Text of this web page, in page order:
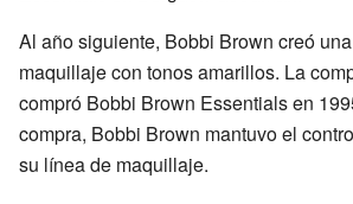
Al año siguiente, Bobbi Brown creó
maquillaje con tonos amarillos. La
compró Bobbi Brown Essentials en
compra, Bobbi Brown mantuvo el
su línea de maquillaje.